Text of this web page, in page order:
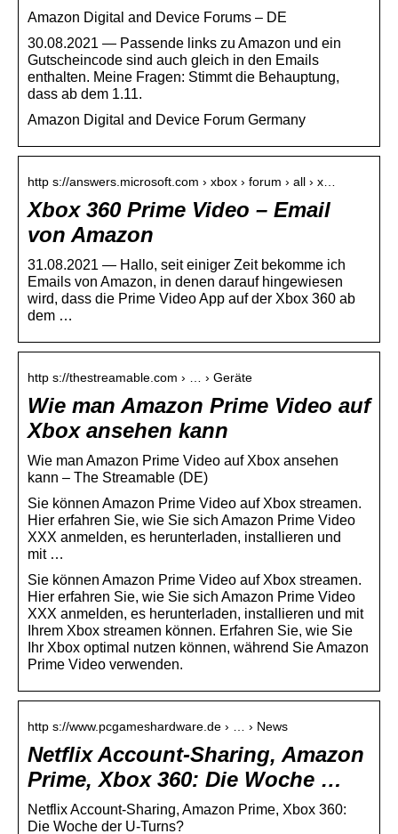
Amazon Digital and Device Forums – DE
30.08.2021 — Passende links zu Amazon und ein
Gutscheincode sind auch gleich in den Emails
enthalten. Meine Fragen: Stimmt die Behauptung,
dass ab dem 1.11.
Amazon Digital and Device Forum Germany
http s://answers.microsoft.com › xbox › forum › all › x…
Xbox 360 Prime Video – Email
von Amazon
31.08.2021 — Hallo, seit einiger Zeit bekomme ich
Emails von Amazon, in denen darauf hingewiesen
wird, dass die Prime Video App auf der Xbox 360 ab
dem …
http s://thestreamable.com › … › Geräte
Wie man Amazon Prime Video auf
Xbox ansehen kann
Wie man Amazon Prime Video auf Xbox ansehen
kann – The Streamable (DE)
Sie können Amazon Prime Video auf Xbox streamen.
Hier erfahren Sie, wie Sie sich Amazon Prime Video
XXX anmelden, es herunterladen, installieren und
mit …
Sie können Amazon Prime Video auf Xbox streamen.
Hier erfahren Sie, wie Sie sich Amazon Prime Video
XXX anmelden, es herunterladen, installieren und mit
Ihrem Xbox streamen können. Erfahren Sie, wie Sie
Ihr Xbox optimal nutzen können, während Sie Amazon
Prime Video verwenden.
http s://www.pcgameshardware.de › … › News
Netflix Account-Sharing, Amazon
Prime, Xbox 360: Die Woche …
Netflix Account-Sharing, Amazon Prime, Xbox 360:
Die Woche der U-Turns?